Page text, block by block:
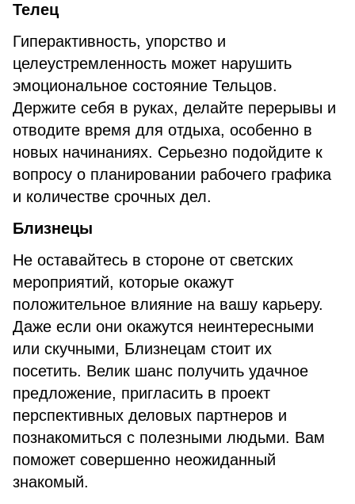
Телец
Гиперактивность, упорство и
целеустремленность может нарушить
эмоциональное состояние Тельцов.
Держите себя в руках, делайте перерывы и
отводите время для отдыха, особенно в
новых начинаниях. Серьезно подойдите к
вопросу о планировании рабочего графика
и количестве срочных дел.
Близнецы
Не оставайтесь в стороне от светских
мероприятий, которые окажут
положительное влияние на вашу карьеру.
Даже если они окажутся неинтересными
или скучными, Близнецам стоит их
посетить. Велик шанс получить удачное
предложение, пригласить в проект
перспективных деловых партнеров и
познакомиться с полезными людьми. Вам
поможет совершенно неожиданный
знакомый.